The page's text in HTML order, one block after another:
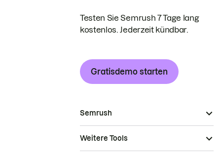
Testen Sie Semrush 7 Tage lang
kostenlos. Jederzeit kündbar.
Gratisdemo starten
Semrush
Weitere Tools